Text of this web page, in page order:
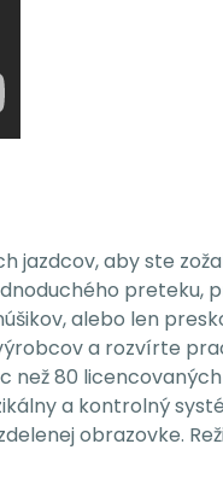
jazdcov, aby ste
preteku,
alebo len
a rozvírte
než 80 licencovaných
a kontrolný
obrazovke.